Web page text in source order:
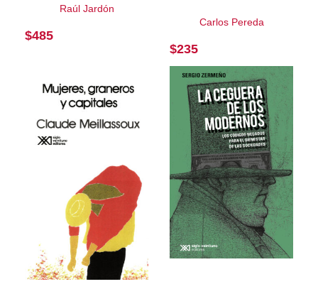
Raúl Jardón
$485
Carlos Pereda
$235